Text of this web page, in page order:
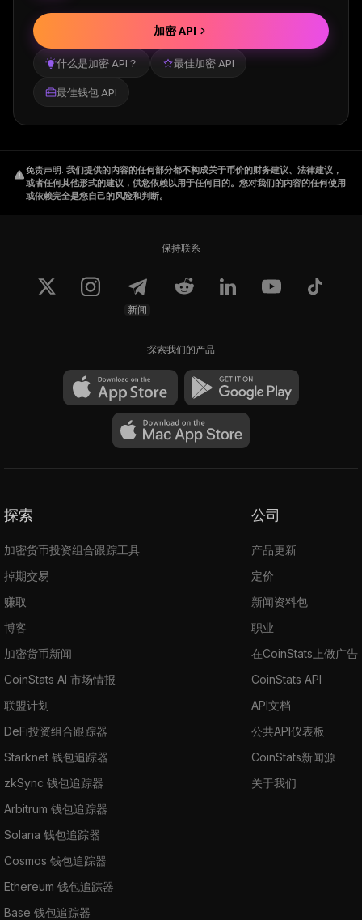
什么是加密 API？ 最佳加密 API
最佳钱包 API
加密 API
免责声明. 我们提供的内容的任何部分都不构成关于币价的财务建议、法律建议，
或者任何其他形式的建议，供您依赖以用于任何目的。您对我们的内容的任何使用
或依赖完全是您自己的风险和判断。
保持联系
新闻
探索我们的产品
探索
加密货币投资组合跟踪工具
掉期交易
赚取
博客
加密货币新闻
CoinStats AI 市场情报
联盟计划
DeFi投资组合跟踪器
Starknet 钱包追踪器
zkSync 钱包追踪器
Arbitrum 钱包追踪器
Solana 钱包追踪器
Cosmos 钱包追踪器
Ethereum 钱包追踪器
Base 钱包追踪器
公司
产品更新
定价
新闻资料包
职业
在CoinStats上做广告
CoinStats API
API文档
公共API仪表板
CoinStats新闻源
关于我们